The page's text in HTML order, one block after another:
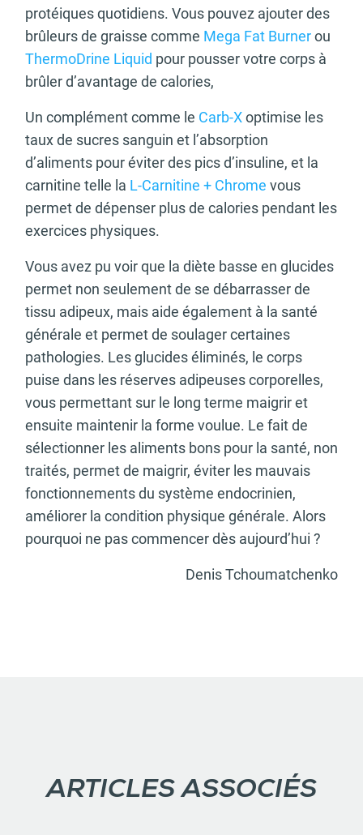
protéiques quotidiens. Vous pouvez ajouter des
brûleurs de graisse comme Mega Fat Burnerou
ThermoDrine Liquid pour pousser votre corps à
brûler d’avantage de calories,
Un complément comme le Carb-Xoptimise les
taux de sucres sanguin et l’absorption
d’aliments pour éviter des pics d’insuline, et la
carnitine telle la L-Carnitine + Chrome vous
permet de dépenser plus de calories pendant les
exercices physiques.
Vous avez pu voir que la diète basse en glucides
permet non seulement de se débarrasser de
tissu adipeux, mais aide également à la santé
générale et permet de soulager certaines
pathologies. Les glucides éliminés, le corps
puise dans les réserves adipeuses corporelles,
vous permettant sur le long terme maigrir et
ensuite maintenir la forme voulue. Le fait de
sélectionner les aliments bons pour la santé, non
traités, permet de maigrir, éviter les mauvais
fonctionnements du système endocrinien,
améliorer la condition physique générale. Alors
pourquoi ne pas commencer dès aujourd’hui ?
Denis Tchoumatchenko
ARTICLES ASSOCIÉS